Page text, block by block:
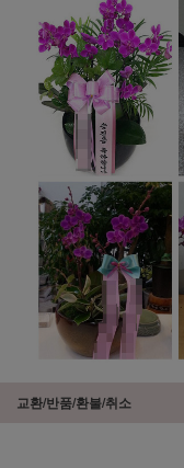
교환/반품/환불/취소